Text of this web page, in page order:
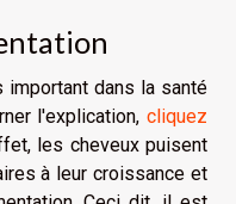
important dans la santé
l'explication, cliquez
les cheveux puisent
à leur croissance et